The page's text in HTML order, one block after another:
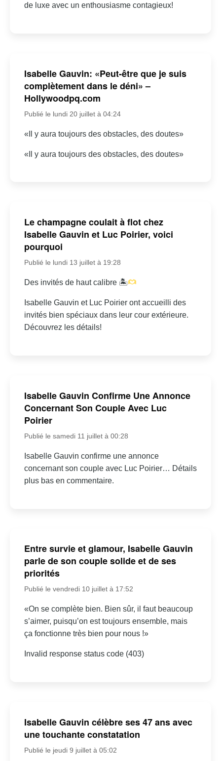
de luxe avec un enthousiasme contagieux!
Isabelle Gauvin: «Peut-être que je suis
complètement dans le déni» –
Hollywoodpq.com
Publié le lundi 20 juillet à 04:24
«Il y aura toujours des obstacles, des doutes»
«Il y aura toujours des obstacles, des doutes»
Le champagne coulait à flot chez
Isabelle Gauvin et Luc Poirier, voici
pourquoi
Publié le lundi 13 juillet à 19:28
Des invités de haut calibre 🏝
Isabelle Gauvin et Luc Poirier ont accueilli des
invités bien spéciaux dans leur cour extérieure.
Découvrez les détails!
Isabelle Gauvin Confirme Une Annonce
Concernant Son Couple Avec Luc
Poirier
Publié le samedi 11 juillet à 00:28
Isabelle Gauvin confirme une annonce
concernant son couple avec Luc Poirier… Détails
plus bas en commentaire.
Entre survie et glamour, Isabelle Gauvin
parle de son couple solide et de ses
priorités
Publié le vendredi 10 juillet à 17:52
«On se complète bien. Bien sûr, il faut beaucoup
s’aimer, puisqu’on est toujours ensemble, mais
ça fonctionne très bien pour nous !»
Invalid response status code (403)
Isabelle Gauvin célèbre ses 47 ans avec
une touchante constatation
Publié le jeudi 9 juillet à 05:02